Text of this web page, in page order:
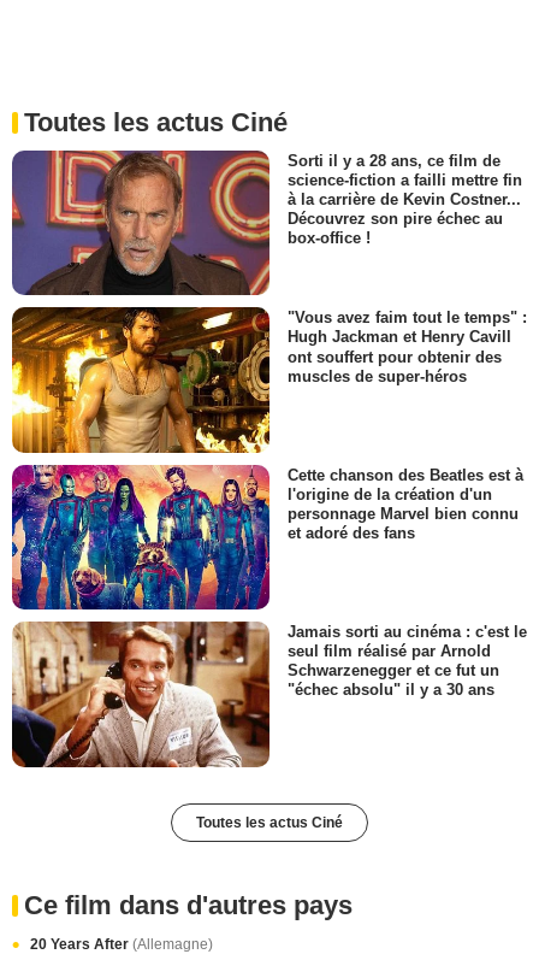
Toutes les actus Ciné
Sorti il y a 28 ans, ce film de
science-fiction a failli mettre fin
à la carrière de Kevin Costner...
Découvrez son pire échec au
box-office !
"Vous avez faim tout le temps" :
Hugh Jackman et Henry Cavill
ont souffert pour obtenir des
muscles de super-héros
Cette chanson des Beatles est à
l'origine de la création d'un
personnage Marvel bien connu
et adoré des fans
Jamais sorti au cinéma : c'est le
seul film réalisé par Arnold
Schwarzenegger et ce fut un
"échec absolu" il y a 30 ans
Toutes les actus Ciné
Ce film dans d'autres pays
20 Years After (Allemagne)